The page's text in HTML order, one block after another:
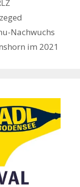
Nachwuchs
im 2021